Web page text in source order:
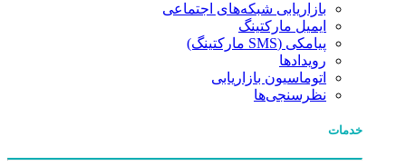
بازاریابی شبکه‌های اجتماعی
ایمیل مارکتینگ
پیامکی (SMS مارکتینگ)
رویدادها
اتوماسیون بازاریابی
نظرسنجی‌ها
خدمات